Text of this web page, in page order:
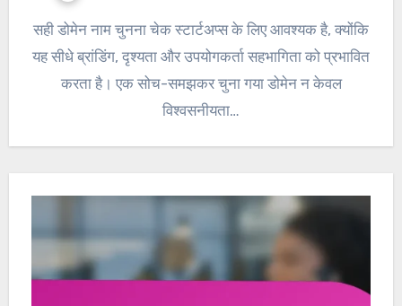
सही डोमेन नाम चुनना चेक स्टार्टअप्स के लिए आवश्यक है, क्योंकि
यह सीधे ब्रांडिंग, दृश्यता और उपयोगकर्ता सहभागिता को प्रभावित
करता है। एक सोच-समझकर चुना गया डोमेन न केवल
विश्वसनीयता…